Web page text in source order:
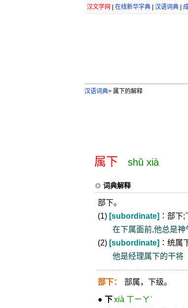
汉文学网 在线新华字典| 汉语词典|
汉语词典>属下的解释
属下 shǔ xià
词典解释
部下。
(1) [subordinate] ∶部下;
在下属面前,他总是神
(2) [subordinate] ∶统属
他是经理属下的干将
部下： 部属，下级。
● 下 xià ㄒㄧㄚˋ